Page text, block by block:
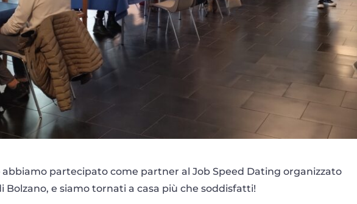
abbiamo partecipato come partner al Job Speed Dating organizzato
Bolzano, e siamo tornati a casa più che soddisfatti!